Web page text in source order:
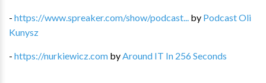
- https://www.spreaker.com/show/podcast... by Podcast Oli
Kunysz
- https://nurkiewicz.com by Around IT In 256 Seconds